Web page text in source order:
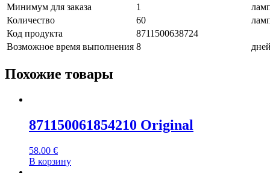
Минимум для заказа
1
Количество
60
Код продукта
8711500638724
Возможное время выполнения 8 дней
Похожие товары
871150061854210 Original
58.00 €
В корзину